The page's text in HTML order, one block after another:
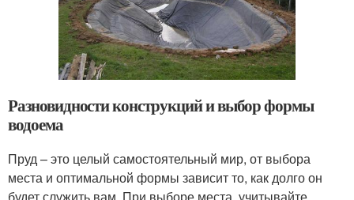
Разновидности конструкций и выбор формы
водоема
Пруд – это целый самостоятельный мир, от выбора
места и оптимальной формы зависит то, как долго он
будет служить вам. При выборе места, учитывайте